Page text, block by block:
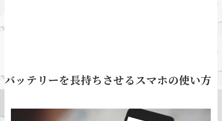
バッテリーを長持ちさせるスマホの使い方